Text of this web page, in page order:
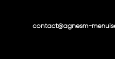
contact@agnesm-